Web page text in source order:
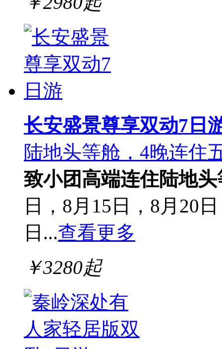
长安盛景尊享双动7日
陆地头等舱，4晚连住
致小团高端连住陆地
日，8月15日，8月20
日...查看更多
￥3280起